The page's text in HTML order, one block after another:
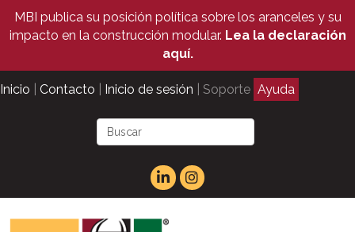
MBI publica su posición política sobre los aranceles y su
impacto en la construcción modular. Lea la declaración
aquí.
Inicio Contacto Inicio de sesión | Soporte Ayuda